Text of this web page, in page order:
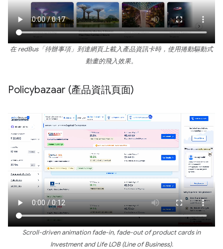
在 redBus「待辦事項」到達網頁上載入產品資訊卡時，使用捲動驅動式
動畫的飛入效果。
Policybazaar (產品資訊頁面)
Scroll-driven animation fade-in, fade-out of product cards in
Investment and Life LOB (Line of Business).